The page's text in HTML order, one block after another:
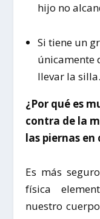
hijo no
Si tiene un
únicamente
llevar la silla.
¿Por qué es
contra de la
las piernas en
Es más
física
nuestro